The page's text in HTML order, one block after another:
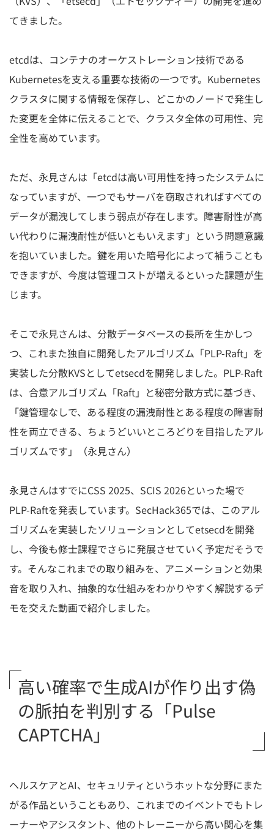
てきました。
etcdは、コンテナのオーケストレーション技術である
Kubernetesを支える重要な技術の一つです。Kubernetes
クラスタに関する情報を保存し、どこかのノードで発生し
た変更を全体に伝えることで、クラスタ全体の可用性、完
全性を高めています。
ただ、永見さんは「etcdは高い可用性を持ったシステムに
なっていますが、一つでもサーバを窃取されればすべての
データが漏洩してしまう弱点が存在します。障害耐性が高
い代わりに漏洩耐性が低いともいえます」という問題意識
を抱いていました。鍵を用いた暗号化によって補うことも
できますが、今度は管理コストが増えるといった課題が生
じます。
そこで永見さんは、分散データベースの長所を生かしつ
つ、これまた独自に開発したアルゴリズム「PLP-Raft」を
実装した分散KVSとしてetsecdを開発しました。PLP-Raft
は、合意アルゴリズム「Raft」と秘密分散方式に基づき、
「鍵管理なしで、ある程度の漏洩耐性とある程度の障害耐
性を両立できる、ちょうどいいところどりを目指したアル
ゴリズムです」（永見さん）
永見さんはすでにCSS 2025、SCIS 2026といった場で
PLP-Raftを発表しています。SecHack365では、このアル
ゴリズムを実装したソリューションとしてetsecdを開発
し、今後も修士課程でさらに発展させていく予定だそうで
す。そんなこれまでの取り組みを、アニメーションと効果
音を取り入れ、抽象的な仕組みをわかりやすく解説するデ
モを交えた動画で紹介しました。
高い確率で生成AIが作り出す偽
の脈拍を判別する「Pulse
CAPTCHA」
ヘルスケアとAI、セキュリティというホットな分野にまた
がる作品ということもあり、これまでのイベントでもトレ
ーナーやアシスタント、他のトレーニーから高い関心を集